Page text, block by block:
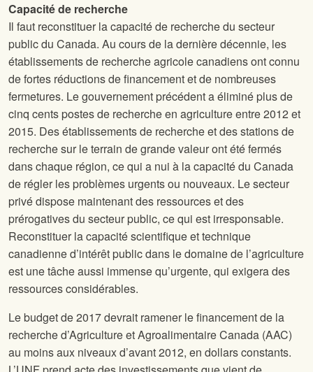
Capacité de recherche
Il faut reconstituer la capacité de recherche du secteur
public du Canada. Au cours de la dernière décennie, les
établissements de recherche agricole canadiens ont connu
de fortes réductions de financement et de nombreuses
fermetures. Le gouvernement précédent a éliminé plus de
cinq cents postes de recherche en agriculture entre 2012 et
2015. Des établissements de recherche et des stations de
recherche sur le terrain de grande valeur ont été fermés
dans chaque région, ce qui a nui à la capacité du Canada
de régler les problèmes urgents ou nouveaux. Le secteur
privé dispose maintenant des ressources et des
prérogatives du secteur public, ce qui est irresponsable.
Reconstituer la capacité scientifique et technique
canadienne d’intérêt public dans le domaine de l’agriculture
est une tâche aussi immense qu’urgente, qui exigera des
ressources considérables.
Le budget de 2017 devrait ramener le financement de la
recherche d’Agriculture et Agroalimentaire Canada (AAC)
au moins aux niveaux d’avant 2012, en dollars constants.